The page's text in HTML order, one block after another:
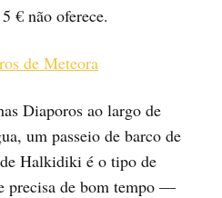
€ não oferece.
de Meteora
Diaporos ao largo de
um passeio de barco de
Halkidiki é o tipo de
precisa de bom tempo —